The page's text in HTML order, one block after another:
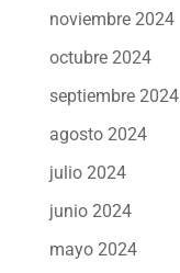
noviembre 2024
octubre 2024
septiembre 2024
agosto 2024
julio 2024
junio 2024
mayo 2024